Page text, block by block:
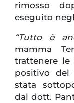
rimosso
eseguito
“Tutto è
mamma
trattenere le
positivo
stata
dal dott.